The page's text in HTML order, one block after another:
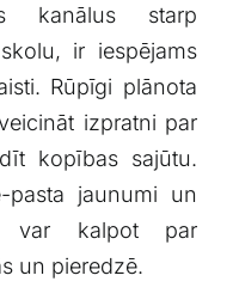
kanālus starp
ir ​iespējams
Rūpīgi plānota
⁤izpratni par
kopības⁣ sajūtu.
pasta jaunumi ⁣un
var kalpot⁤ par
⁢un pieredzē.